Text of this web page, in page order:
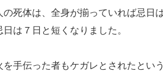
死体は、全身が揃っていれば忌日
は７日と短くなりました。
手伝った者もケガレとされたという